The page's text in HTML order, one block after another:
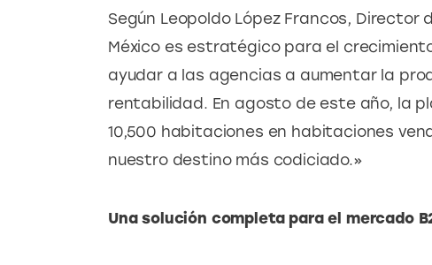
Según Leopoldo López Francos,
México es estratégico para el
ayudar a las agencias a aumentar la
rentabilidad. En agosto de este año, la
10,500 habitaciones en habitaciones
nuestro destino más codiciado.»
Una solución completa para el mercado